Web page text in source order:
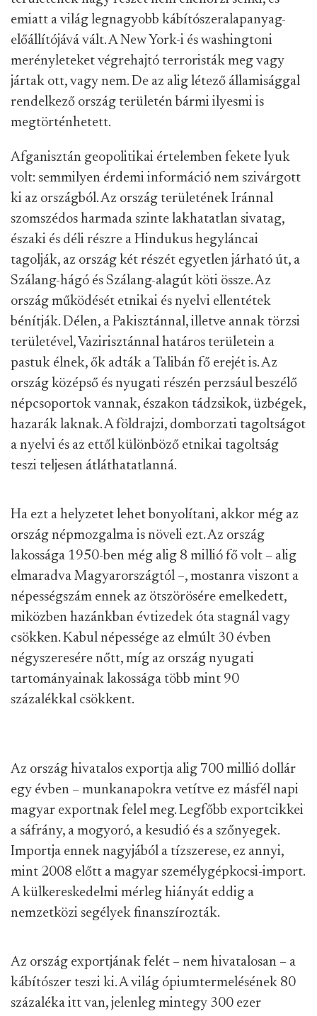
emiatt a világ legnagyobb kábítószeralapanyag-
előállítójává vált. A New York-i és washingtoni
merényleteket végrehajtó terroristák meg vagy
jártak ott, vagy nem. De az alig létező államisággal
rendelkező ország területén bármi ilyesmi is
megtörténhetett.
Afganisztán geopolitikai értelemben fekete lyuk
volt: semmilyen érdemi információ nem szivárgott
ki az országból. Az ország területének Iránnal
szomszédos harmada szinte lakhatatlan sivatag,
északi és déli részre a Hindukus hegyláncai
tagolják, az ország két részét egyetlen járható út, a
Szálang-hágó és Szálang-alagút köti össze. Az
ország működését etnikai és nyelvi ellentétek
bénítják. Délen, a Pakisztánnal, illetve annak törzsi
területével, Vazirisztánnal határos területein a
pastuk élnek, ők adták a Talibán fő erejét is. Az
ország középső és nyugati részén perzsául beszélő
népcsoportok vannak, északon tádzsikok, üzbégek,
hazarák laknak. A földrajzi, domborzati tagoltságot
a nyelvi és az ettől különböző etnikai tagoltság
teszi teljesen átláthatatlanná.
Ha ezt a helyzetet lehet bonyolítani, akkor még az
ország népmozgalma is növeli ezt. Az ország
lakossága 1950-ben még alig 8 millió fő volt – alig
elmaradva Magyarországtól –, mostanra viszont a
népességszám ennek az ötszörösére emelkedett,
miközben hazánkban évtizedek óta stagnál vagy
csökken. Kabul népessége az elmúlt 30 évben
négyszeresére nőtt, míg az ország nyugati
tartományainak lakossága több mint 90
százalékkal csökkent.
Az ország hivatalos exportja alig 700 millió dollár
egy évben – munkanapokra vetítve ez másfél napi
magyar exportnak felel meg. Legfőbb exportcikkei
a sáfrány, a mogyoró, a kesudió és a szőnyegek.
Importja ennek nagyjából a tízszerese, ez annyi,
mint 2008 előtt a magyar személygépkocsi-import.
A külkereskedelmi mérleg hiányát eddig a
nemzetközi segélyek finanszírozták.
Az ország exportjának felét – nem hivatalosan – a
kábítószer teszi ki. A világ ópiumtermelésének 80
százaléka itt van, jelenleg mintegy 300 ezer